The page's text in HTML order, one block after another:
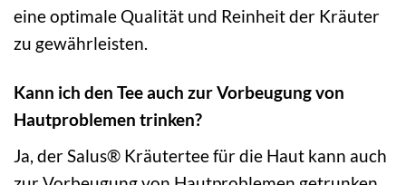
eine optimale Qualität und Reinheit der Kräuter
zu gewährleisten.
Kann ich den Tee auch zur Vorbeugung von
Hautproblemen trinken?
Ja, der Salus® Kräutertee für die Haut kann auch